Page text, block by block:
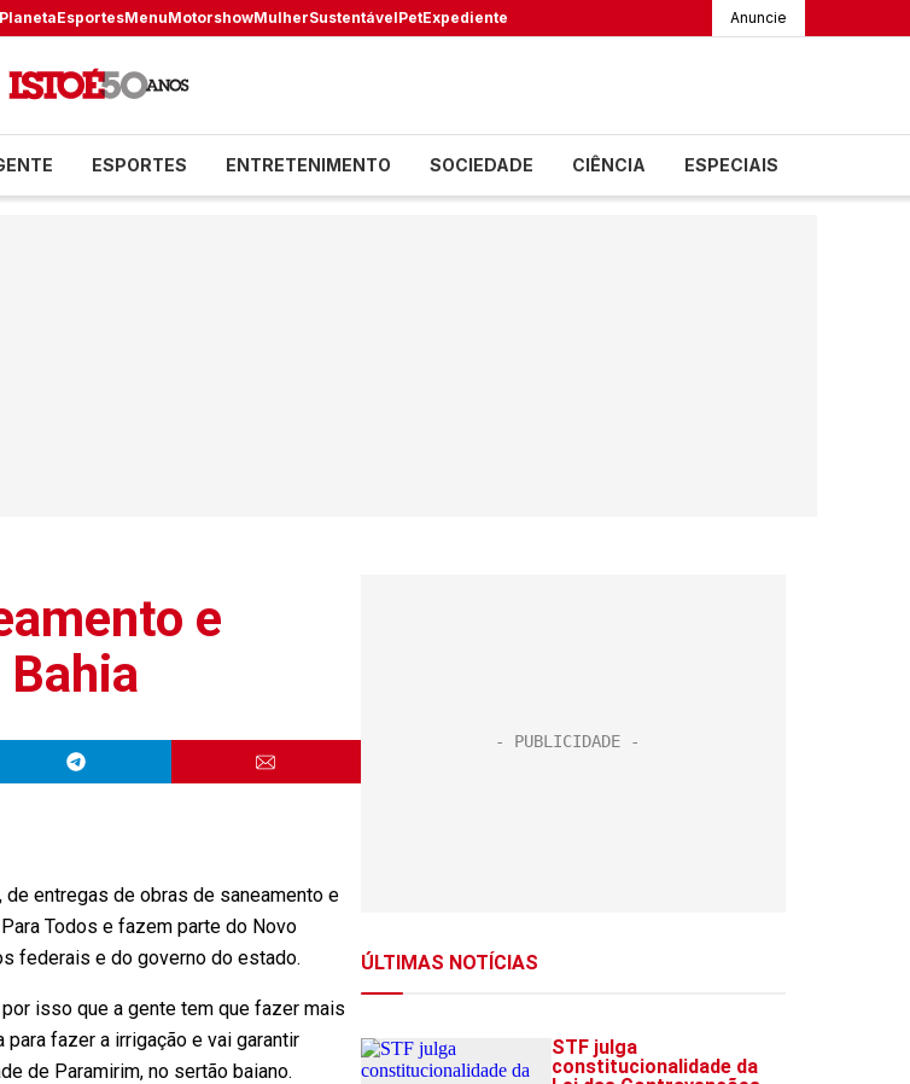
PlanetaEsportesMenuMotorshowMulherSustentávelPetExpediente Anuncie
ESPORTES ENTRETENIMENTO SOCIEDADE CIÊNCIA ESPECIAIS
e
entregas de obras de saneamento e
Todos e fazem parte do Novo
federais e do governo do estado.
isso que a gente tem que fazer mais
para fazer a irrigação e vai garantir
de Paramirim, no sertão baiano.